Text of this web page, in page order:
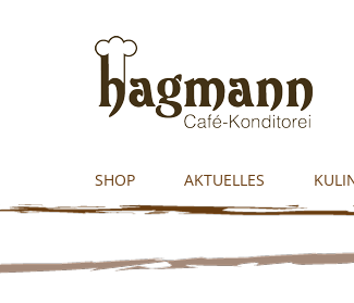
SHOP AKTUELLES